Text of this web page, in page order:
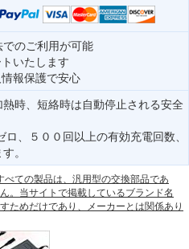
のご利用が可能
いたします
報保護で安心
時、短絡時は自動停止される安全
、５００回以上の有効充電回数、
。
ての製品は、汎用型の交換部品であ
。当サイトで掲載しているブランド名
ためだけであり、メーカーとは関係あり